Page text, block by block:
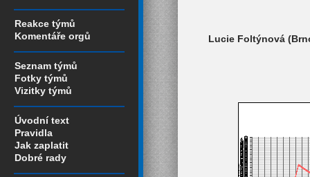
Reakce týmů
Komentáře orgů
Seznam týmů
Fotky týmů
Vizitky týmů
Úvodní text
Pravidla
Jak zaplatit
Dobré rady
Lucie Foltýnová